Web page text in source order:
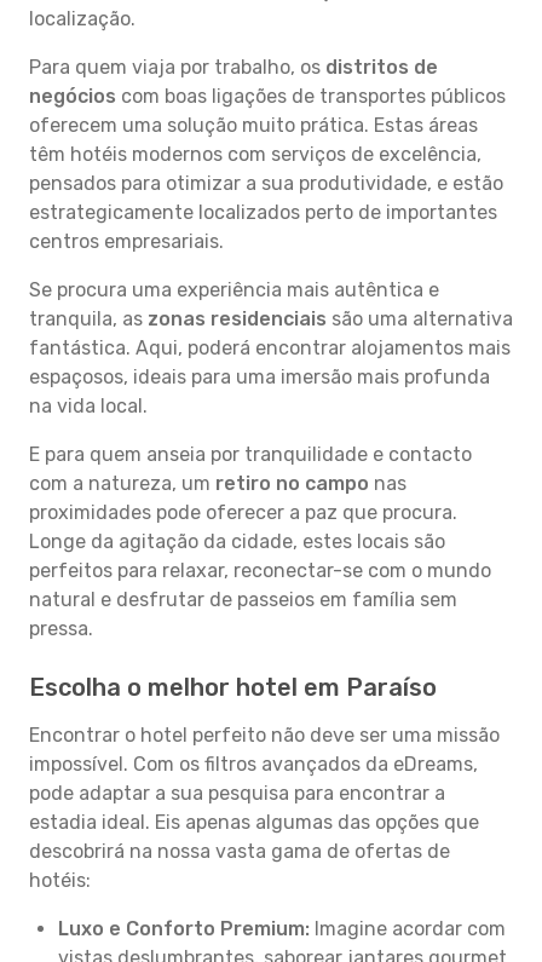
localização.
Para quem viaja por trabalho, os distritos de
negócios com boas ligações de transportes públicos
oferecem uma solução muito prática. Estas áreas
têm hotéis modernos com serviços de excelência,
pensados para otimizar a sua produtividade, e estão
estrategicamente localizados perto de importantes
centros empresariais.
Se procura uma experiência mais autêntica e
tranquila, as zonas residenciais são uma alternativa
fantástica. Aqui, poderá encontrar alojamentos mais
espaçosos, ideais para uma imersão mais profunda
na vida local.
E para quem anseia por tranquilidade e contacto
com a natureza, um retiro no campo nas
proximidades pode oferecer a paz que procura.
Longe da agitação da cidade, estes locais são
perfeitos para relaxar, reconectar-se com o mundo
natural e desfrutar de passeios em família sem
pressa.
Escolha o melhor hotel em Paraíso
Encontrar o hotel perfeito não deve ser uma missão
impossível. Com os filtros avançados da eDreams,
pode adaptar a sua pesquisa para encontrar a
estadia ideal. Eis apenas algumas das opções que
descobrirá na nossa vasta gama de ofertas de
hotéis:
Luxo e Conforto Premium: Imagine acordar com